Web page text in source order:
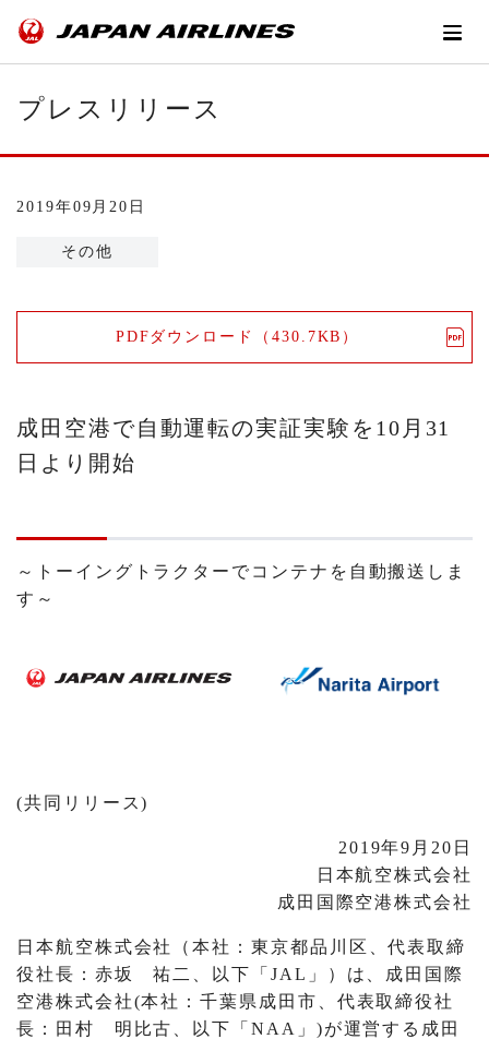
プレスリリース
2019年09月20日
その他
PDFダウンロード（430.7KB）
成田空港で自動運転の実証実験を10月31
日より開始
～トーイングトラクターでコンテナを自動搬送しま
す～
(共同リリース)
2019年9月20日
日本航空株式会社
成田国際空港株式会社
日本航空株式会社（本社：東京都品川区、代表取締
役社長：赤坂 祐二、以下「JAL」）は、成田国際
空港株式会社(本社：千葉県成田市、代表取締役社
長：田村 明比古、以下「NAA」)が運営する成田